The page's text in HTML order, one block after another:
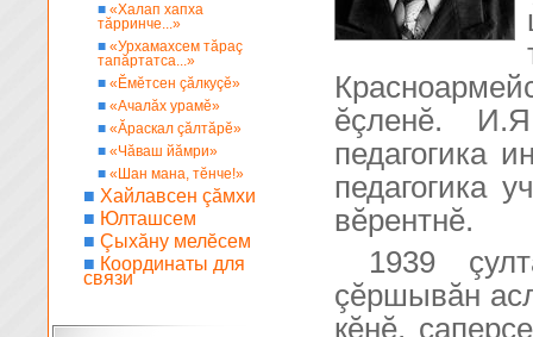
ĕçленĕ.
педагогика
педагогика
вĕрентнĕ.
1939
çĕршывăн
кĕнĕ,
■ «Халап хапха
тăрринче...»
■ «Урхамахсем тăраç
тапăртатса...»
■ «Ĕмĕтсен çăлкуçĕ»
■ «Ачалăх урамĕ»
■ «Ăраскал çăлтăрĕ»
■ «Чăваш йăмри»
■ «Шан мана, тĕнче!»
■ Хайлавсен çăмхи
■ Юлташсем
■ Çыхăну мелĕсем
■ Координаты для
связи